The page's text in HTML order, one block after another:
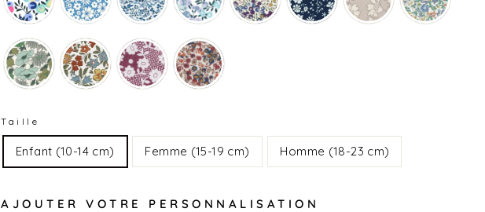
Taille
Enfant (10-14 cm) Femme (15-19 cm) Homme (18-23 cm)
AJOUTER VOTRE PERSONNALISATION